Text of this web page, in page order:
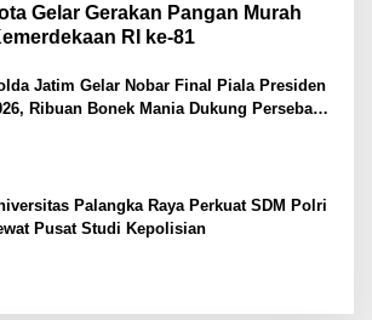
Gelar Gerakan Pangan Murah
RI ke-81
Jatim Gelar Nobar Final Piala Presiden
Ribuan Bonek Mania Dukung Persebaya
Palangka Raya Perkuat SDM Polri
Pusat Studi Kepolisian